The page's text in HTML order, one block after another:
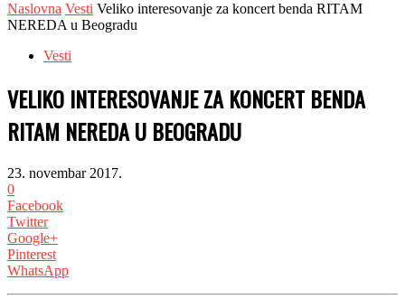
Naslovna Vesti Veliko interesovanje za koncert benda RITAM
NEREDA u Beogradu
Vesti
VELIKO INTERESOVANJE ZA KONCERT BENDA
RITAM NEREDA U BEOGRADU
23. novembar 2017.
0
Facebook
Twitter
Google+
Pinterest
WhatsApp